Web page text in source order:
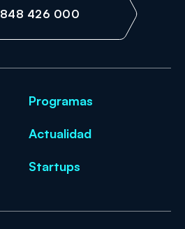
848 426 000
Programas
Actualidad
Startups